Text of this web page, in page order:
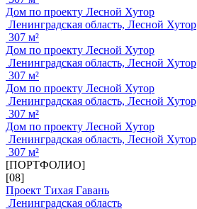
Дом по проекту Лесной Хутор
Ленинградская область, Лесной Хутор
307 м²
Дом по проекту Лесной Хутор
Ленинградская область, Лесной Хутор
307 м²
Дом по проекту Лесной Хутор
Ленинградская область, Лесной Хутор
307 м²
Дом по проекту Лесной Хутор
Ленинградская область, Лесной Хутор
307 м²
[ПОРТФОЛИО]
[08]
Проект Тихая Гавань
Ленинградская область